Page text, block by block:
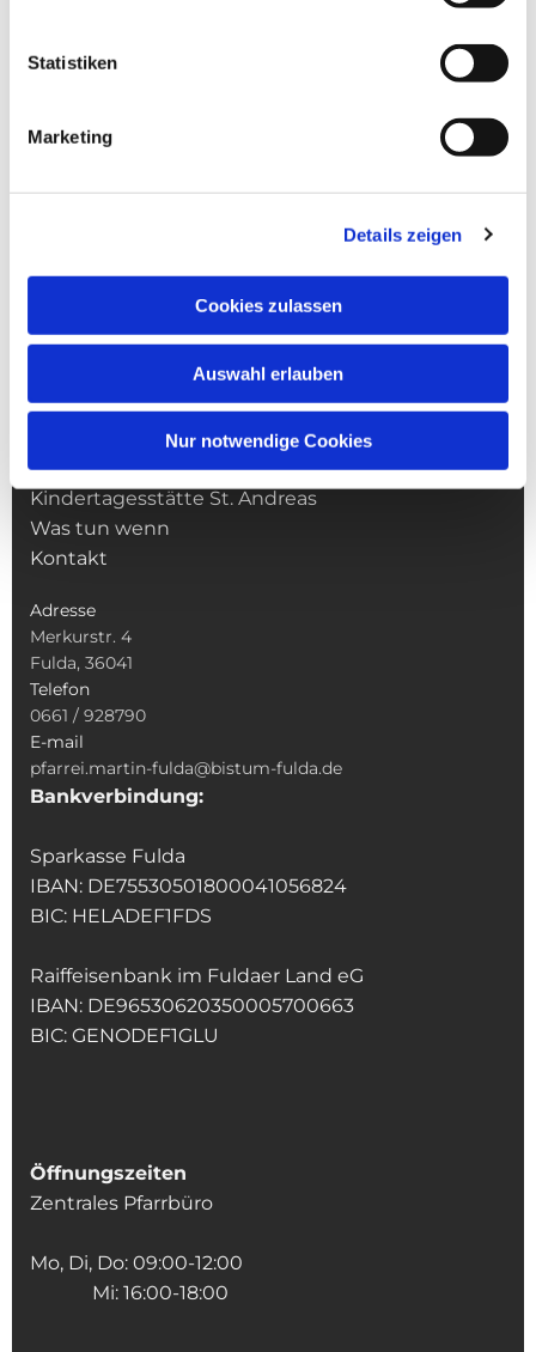
Statistiken
Marketing
Details zeigen
Cookies zulassen
Auswahl erlauben
Nur notwendige Cookies
Pfarrei St. Martin
Wallfahrten
Veranstaltungen & Angebote
Kindertagesstätte St. Andreas
Was tun wenn
Kontakt
Adresse
Merkurstr. 4
Fulda, 36041
Telefon
0661 / 928790
E-mail
pfarrei.martin-fulda@bistum-fulda.de
Bankverbindung:
Sparkasse Fulda
IBAN: DE75530501800041056824
BIC: HELADEF1FDS
Raiffeisenbank im Fuldaer Land eG
IBAN: DE96530620350005700663
BIC: GENODEF1GLU
Öffnungszeiten
Zentrales Pfarrbüro
Mo, Di, Do: 09:00-12:00
Mi: 16:00-18:00